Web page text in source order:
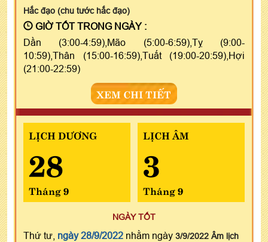
Hắc đạo (chu tước hắc đạo)
GIỜ TỐT TRONG NGÀY :
Dần (3:00-4:59),Mão (5:00-6:59),Tỵ (9:00-
10:59),Thân (15:00-16:59),Tuất (19:00-20:59),Hợi
(21:00-22:59)
XEM CHI TIẾT
LỊCH DƯƠNG
28
Tháng 9
LỊCH ÂM
3
Tháng 9
NGÀY TỐT
Thứ tư, ngày 28/9/2022 nhằm ngày 3/9/2022 Âm lịch